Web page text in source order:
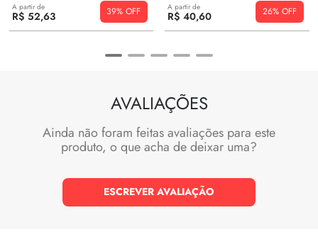
A partir de
R$ 52,63 39% A partir de
R$ 40,60 26%
AVALIAÇÕES
Ainda não foram feitas avaliações para este
produto, o que acha de deixar uma?
ESCREVER AVALIAÇÃO